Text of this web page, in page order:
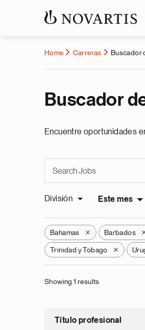
Home Carreras Buscador
Buscador
Encuentre oportunidades
División Este mes
Bahamas X Barbados
Trinidad y Tobago X
Showing 1 results
Título profesional